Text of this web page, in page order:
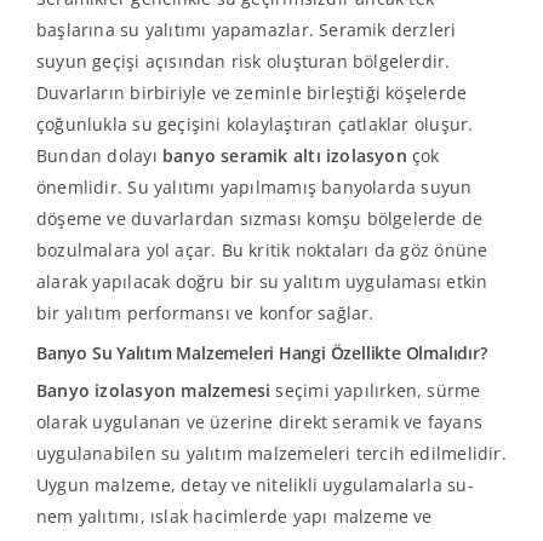
başlarına su yalıtımı yapamazlar. Seramik derzleri
suyun geçişi açısından risk oluşturan bölgelerdir.
Duvarların birbiriyle ve zeminle birleştiği köşelerde
çoğunlukla su geçişini kolaylaştıran çatlaklar oluşur.
Bundan dolayı banyo seramik altı izolasyon çok
önemlidir. Su yalıtımı yapılmamış banyolarda suyun
döşeme ve duvarlardan sızması komşu bölgelerde de
bozulmalara yol açar. Bu kritik noktaları da göz önüne
alarak yapılacak doğru bir su yalıtım uygulaması etkin
bir yalıtım performansı ve konfor sağlar.
Banyo Su Yalıtım Malzemeleri Hangi Özellikte Olmalıdır?
Banyo izolasyon malzemesi seçimi yapılırken, sürme
olarak uygulanan ve üzerine direkt seramik ve fayans
uygulanabilen su yalıtım malzemeleri tercih edilmelidir.
Uygun malzeme, detay ve nitelikli uygulamalarla su-
nem yalıtımı, ıslak hacimlerde yapı malzeme ve